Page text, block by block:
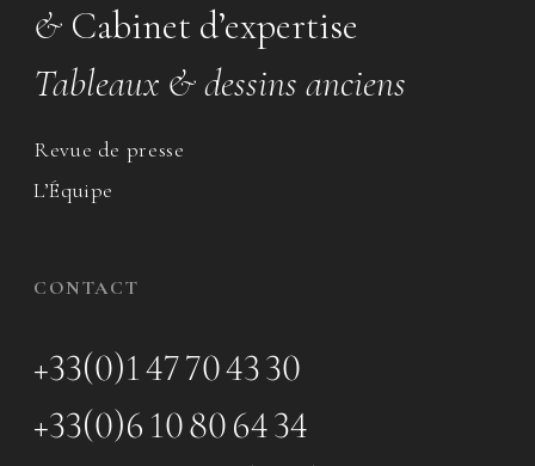
& Cabinet d’expertise
Tableaux & dessins anciens
Revue de presse
L’Équipe
CONTACT
+33(0)1 47 70 43 30
+33(0)6 10 80 64 34